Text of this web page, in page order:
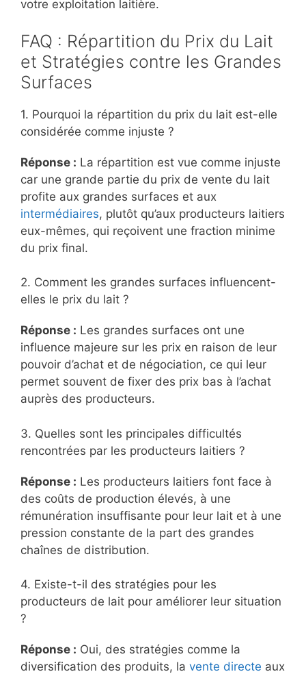
votre exploitation laitière.
FAQ : Répartition du Prix du Lait
et Stratégies contre les Grandes
Surfaces
1. Pourquoi la répartition du prix du lait est-elle
considérée comme injuste ?
Réponse : La répartition est vue comme injuste
car une grande partie du prix de vente du lait
profite aux grandes surfaces et aux
intermédiaires, plutôt qu’aux producteurs laitiers
eux-mêmes, qui reçoivent une fraction minime
du prix final.
2. Comment les grandes surfaces influencent-
elles le prix du lait ?
Réponse : Les grandes surfaces ont une
influence majeure sur les prix en raison de leur
pouvoir d’achat et de négociation, ce qui leur
permet souvent de fixer des prix bas à l’achat
auprès des producteurs.
3. Quelles sont les principales difficultés
rencontrées par les producteurs laitiers ?
Réponse : Les producteurs laitiers font face à
des coûts de production élevés, à une
rémunération insuffisante pour leur lait et à une
pression constante de la part des grandes
chaînes de distribution.
4. Existe-t-il des stratégies pour les
producteurs de lait pour améliorer leur situation
?
Réponse : Oui, des stratégies comme la
diversification des produits, la vente directe aux